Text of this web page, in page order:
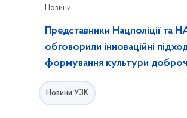
Новини
Представники Нацполіції та
обговорили інноваційні
формування культури
Новини УЗК